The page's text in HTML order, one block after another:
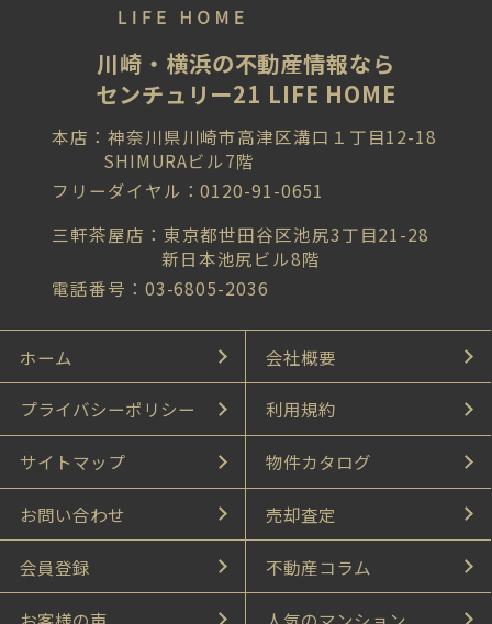
川崎・横浜の不動産情報なら
センチュリー21 LIFE HOME
本店：神奈川県川崎市高津区溝口１丁目12-18
SHIMURAビル7階
フリーダイヤル：0120-91-0651
三軒茶屋店：東京都世田谷区池尻3丁目21-28
新日本池尻ビル8階
電話番号：03-6805-2036
ホーム 会社概要
プライバシーポリシー 利用規約
サイトマップ 物件カタログ
お問い合わせ 売却査定
会員登録 不動産コラム